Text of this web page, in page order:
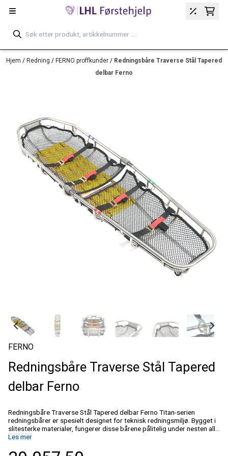
Hopp til innhold
Hjem / Redning / FERNO proffkunder / Redningsbåre Traverse Stål Tapered
delbar Ferno
FERNO
Redningsbåre Traverse Stål Tapered
delbar Ferno
Redningsbåre Traverse Stål Tapered delbar Ferno Titan-serien
redningsbårer er spesielt designet for teknisk redningsmiljø. Bygget i
slitesterke materialer, fungerer disse bårene pålitelig under nesten alle
forhold, og designet gir en brukervennlig plattform. Unike funksjoner
festepunkter for rask, enkel og sikker festing av løfteseler.
Les mer